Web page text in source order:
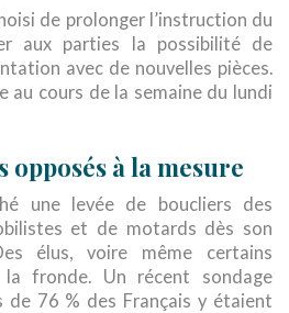
de prolonger l’instruction du
aux parties la possibilité de
avec de nouvelles pièces.
au cours de la semaine du lundi
opposés à la mesure
une levée de boucliers des
et de motards dès son
élus, voire même certains
fronde. Un récent sondage
de 76 % des Français y étaient